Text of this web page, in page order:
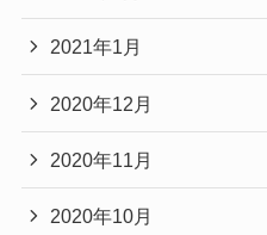
2021年1月
2020年12月
2020年11月
2020年10月